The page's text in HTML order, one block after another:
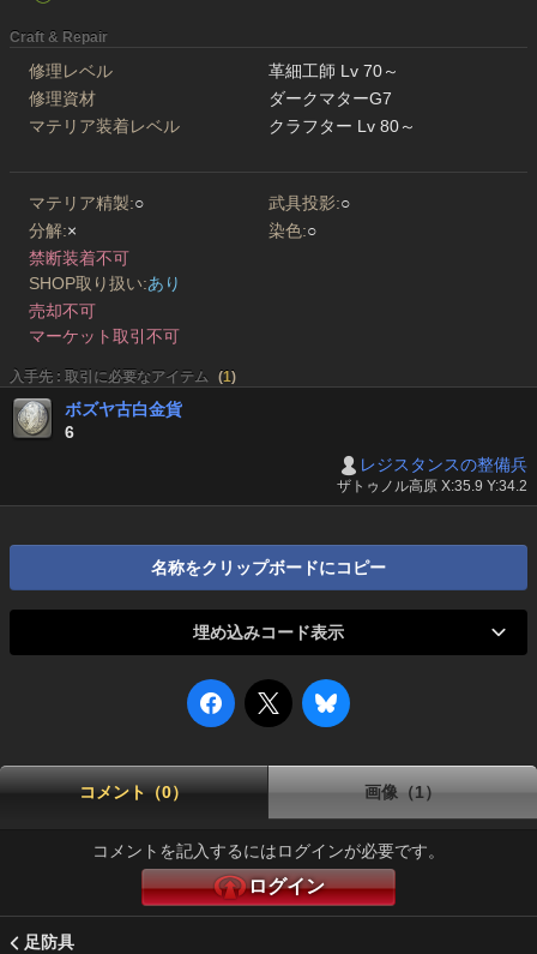
Craft & Repair
修理レベル
革細工師 Lv 70～
修理資材
ダークマターG7
マテリア装着レベル
クラフター Lv 80～
マテリア精製:○ 武具投影:○
分解:× 染色:○
禁断装着不可
SHOP取り扱い:あり
売却不可
マーケット取引不可
入手先 : 取引に必要なアイテム (1)
ボズヤ古白金貨
6
レジスタンスの整備兵
ザトゥノル高原 X:35.9 Y:34.2
名称をクリップボードにコピー
埋め込みコード表示
コメント（0） 画像（1）
コメントを記入するにはログインが必要です。
ログイン
足防具